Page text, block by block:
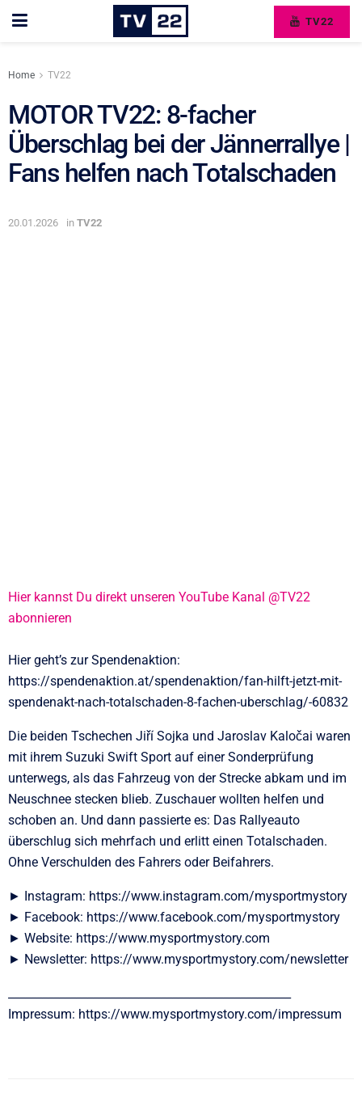
TV22
Home TV22
MOTOR TV22: 8-facher
Überschlag bei der Jännerrallye |
Fans helfen nach Totalschaden
20.01.2026 in TV22
Hier kannst Du direkt unseren YouTube Kanal @TV22
abonnieren
Hier geht’s zur Spendenaktion:
https://spendenaktion.at/spendenaktion/fan-hilft-jetzt-mit-
spendenakt-nach-totalschaden-8-fachen-uberschlag/-60832
Die beiden Tschechen Jiří Sojka und Jaroslav Kaločai waren
mit ihrem Suzuki Swift Sport auf einer Sonderprüfung
unterwegs, als das Fahrzeug von der Strecke abkam und im
Neuschnee stecken blieb. Zuschauer wollten helfen und
schoben an. Und dann passierte es: Das Rallyeauto
überschlug sich mehrfach und erlitt einen Totalschaden.
Ohne Verschulden des Fahrers oder Beifahrers.
► Instagram: https://www.instagram.com/mysportmystory
► Facebook: https://www.facebook.com/mysportmystory
► Website: https://www.mysportmystory.com
► Newsletter: https://www.mysportmystory.com/newsletter
Impressum: https://www.mysportmystory.com/impressum